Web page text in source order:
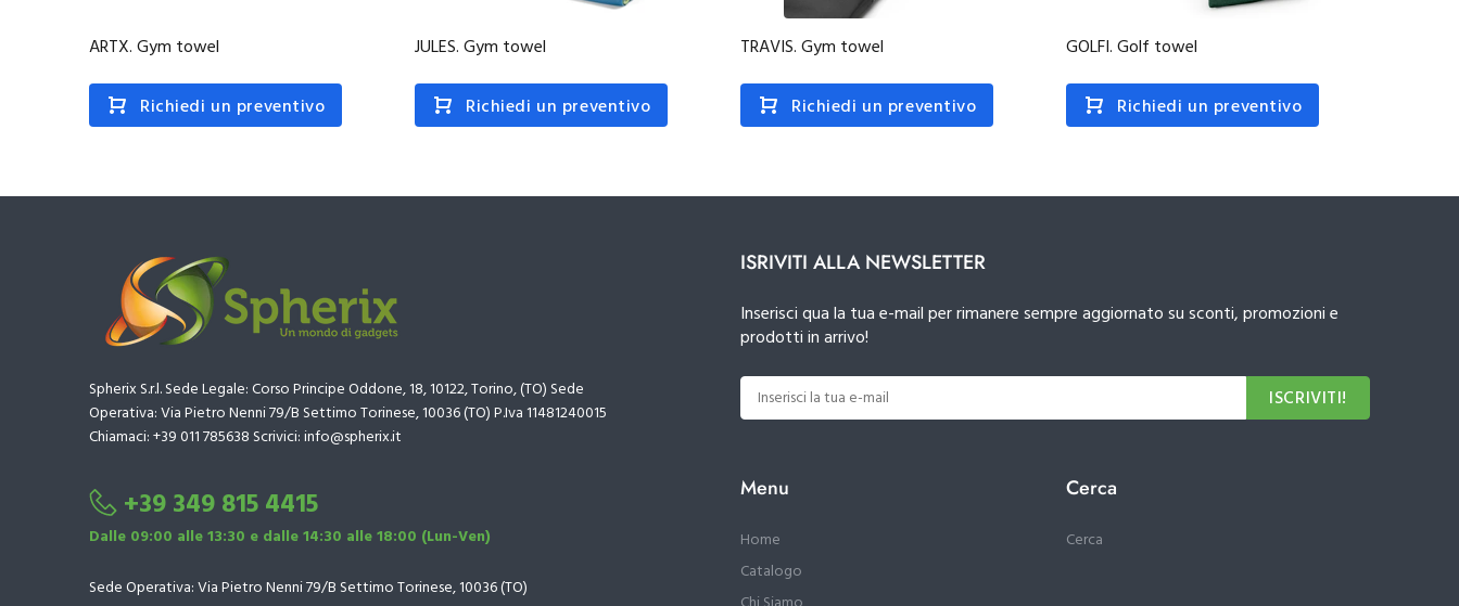
ARTX. Gym towel
Richiedi un preventivo
JULES. Gym towel
Richiedi un preventivo
TRAVIS. Gym towel
Richiedi un preventivo
GOLFI. Golf towel
Richiedi un preventivo
Spherix S.r.l. Sede Legale: Corso Principe Oddone, 18, 10122, Torino, (TO) Sede
Operativa: Via Pietro Nenni 79/B Settimo Torinese, 10036 (TO) P.Iva 11481240015
Chiamaci: +39 011 785638 Scrivici: info@spherix.it
+39 349 815 4415
Dalle 09:00 alle 13:30 e dalle 14:30 alle 18:00 (Lun-Ven)
Sede Operativa: Via Pietro Nenni 79/B Settimo Torinese, 10036 (TO)
ISRIVITI ALLA NEWSLETTER
Inserisci qua la tua e-mail per rimanere sempre aggiornato su sconti, promozioni e
prodotti in arrivo!
ISCRIVITI!
Menu
Home
Catalogo
Cerca
Cerca